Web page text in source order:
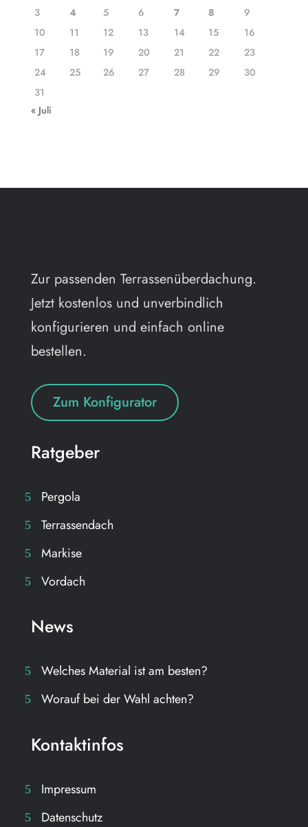
3
4 5 6 7 8
9
10
11 12 13 14 15
16
17
18 19 20 21 22
23
24
25 26 27 28 29
30
31
« Juli
Zur passenden Terrassenüberdachung.
Jetzt kostenlos und unverbindlich
konfigurieren und einfach online
bestellen.
Zum Konfigurator
Ratgeber
Pergola
Terrassendach
Markise
Vordach
News
Welches Material ist am besten?
Worauf bei der Wahl achten?
Kontaktinfos
Impressum
Datenschutz